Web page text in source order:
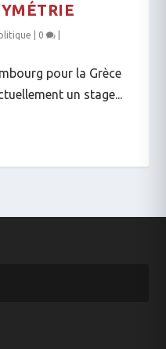
0
pour la Grèce
un stage...